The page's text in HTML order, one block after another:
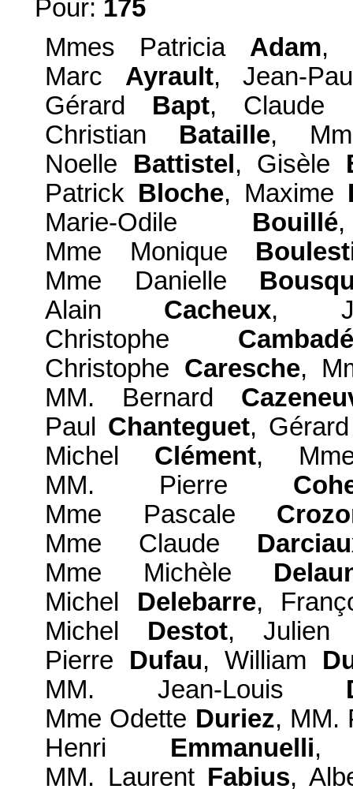
Pour: 175
Mmes Patricia Adam,
Marc Ayrault, Jean-
Gérard Bapt, Claude
Christian Bataille,
Noelle Battistel , Gisèle
Patrick Bloche, Maxime
Marie-Odile Bouillé
Mme Monique
Mme Danielle
Alain Cacheux,
Christophe
Christophe Caresche,
MM. Bernard
Paul Chanteguet,
Michel Clément,
MM. Pierre
Mme Pascale
Mme Claude
Mme Michèle
Michel Delebarre,
Michel Destot,
Pierre Dufau, William
MM. Jean-Louis
Mme Odette Duriez, MM.
Henri Emmanuelli,
MM. Laurent Fabius,